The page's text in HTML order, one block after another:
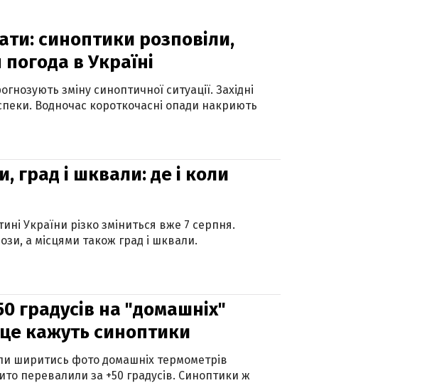
синоптики розповіли,
в Україні
зміну синоптичної ситуації. Західні
Водночас короткочасні опади накриють
град і шквали: де і коли
України різко зміниться вже 7 серпня.
а місцями також град і шквали.
градусів на "домашніх"
кажуть синоптики
ширитись фото домашніх термометрів
перевалили за +50 градусів. Синоптики ж